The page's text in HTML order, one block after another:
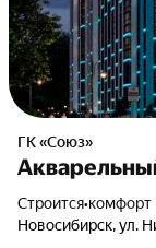
ГК «Союз»
Строится•комфорт
Новосибирск, ул.